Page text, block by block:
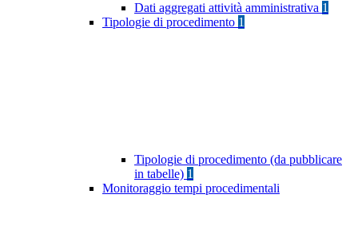
Dati aggregati attività amministrativa 1
Tipologie di procedimento 1
Tipologie di procedimento (da pubblicare
in tabelle) 1
Monitoraggio tempi procedimentali